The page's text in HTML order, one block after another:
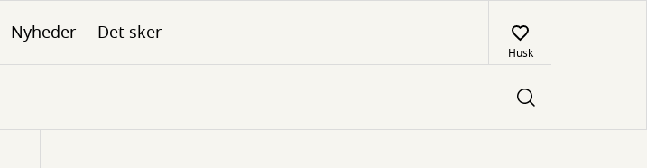
Nyheder Det sker
Husk